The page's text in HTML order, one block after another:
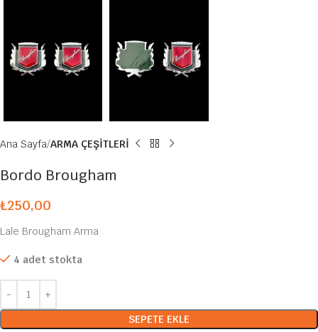
Ana Sayfa ARMA ÇEŞİTLERİ
Bordo Brougham
₺250,00
Lale Brougham Arma
4 adet stokta
SEPETE EKLE